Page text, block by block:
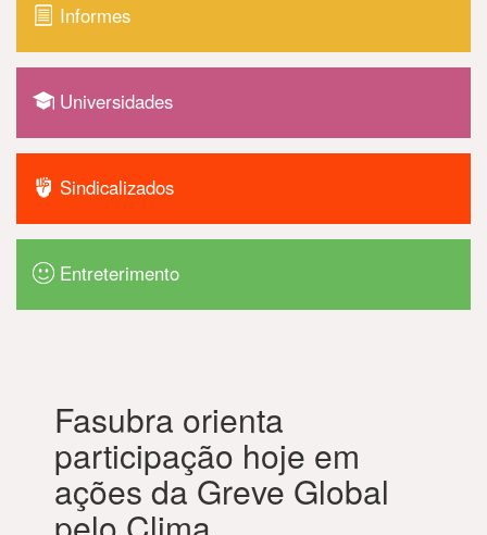
Informes
Universidades
Sindicalizados
Entreterimento
Fasubra orienta
participação hoje em
ações da Greve Global